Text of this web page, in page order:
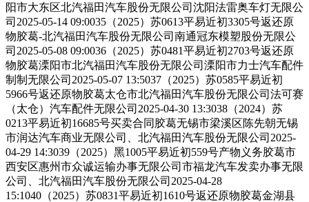
阳市大东区北汽福田汽车股份无限公司沈阳法雷奥车灯无限公
司2025-05-14 09:0035（2025）苏0613平易近初3305号返还原
物胶葛-北汽福田汽车股份无限公司南通冠东模塑股份无限公
司2025-05-08 09:0036（2025）苏0481平易近初2703号返还原
物胶葛溧阳市北汽福田汽车股份无限公司溧阳市力士汽车配件
制制无限公司2025-05-07 13:5037（2025）苏0585平易近初
5966号返还原物胶葛太仓市北汽福田汽车股份无限公司法可赛
（太仓）汽车配件无限公司2025-04-30 13:3038（2024）苏
0213平易近初16685号买卖合同胶葛无锡市梁溪区陈先朝无锡
市润达汽车商业无限公司、北汽福田汽车股份无限公司2025-
04-29 14:3039（2025）黑1005平易近初559号产物义务胶葛市
西安区惠州市众诚运输办事无限公司市福龙汽车发卖办事无限
公司、北汽福田汽车股份无限公司2025-04-28
15:1040（2025）苏0831平易近初1610号返还原物胶葛金湖县